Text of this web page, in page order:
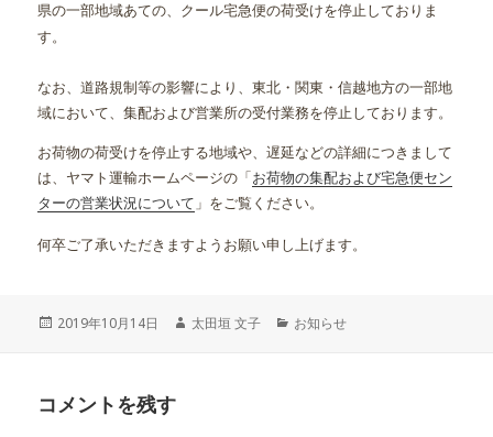
県の一部地域あての、クール宅急便の荷受けを停止しておりま
す。
なお、道路規制等の影響により、東北・関東・信越地方の一部地
域において、集配および営業所の受付業務を停止しております。
お荷物の荷受けを停止する地域や、遅延などの詳細につきまして
は、ヤマト運輸ホームページの「 お荷物の集配および宅急便セン
ターの営業状況について 」をご覧ください。
何卒ご了承いただきますようお願い申し上げます。
投
2019年10月14日
作
太田垣 文子
カ
お知らせ
コメントを残す